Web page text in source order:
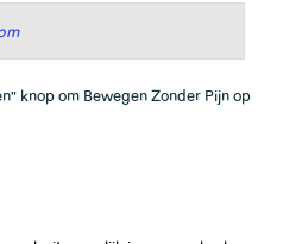
knop om Bewegen Zonder Pijn op